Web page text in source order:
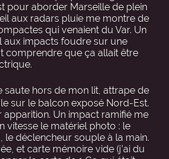
pour aborder Marseille de plein
aux radars pluie me montre de
qui venaient du Var. Un
aux impacts foudre sur une
comprendre que ça allait être
saute hors de mon lit, attrape de
sur le balcon exposé Nord-Est.
apparition. Un impact ramifié me
vitesse le matériel photo : le
le déclencheur souple à la main.
et carte mémoire vide (j’ai du